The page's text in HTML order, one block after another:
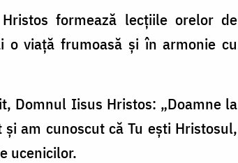
formează lecțiile orelor de
viață frumoasă și în armonie cu
Domnul Iisus Hristos: „Doamne la
am cunoscut că Tu ești Hristosul,
ucenicilor.